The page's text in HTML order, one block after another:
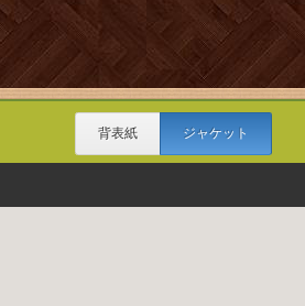
背表紙 ジャケット